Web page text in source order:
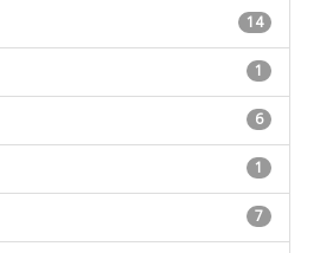
14
1
6
1
7